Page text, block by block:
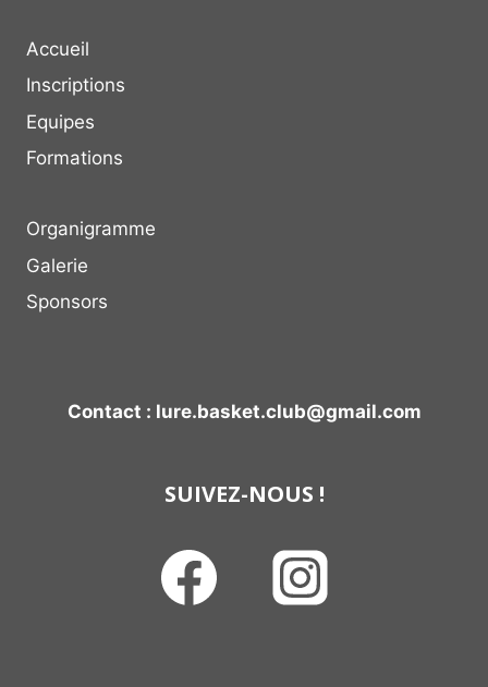
Accueil
Inscriptions
Equipes
Formations
Organigramme
Galerie
Sponsors
Contact : lure.basket.club@gmail.com
SUIVEZ-NOUS !